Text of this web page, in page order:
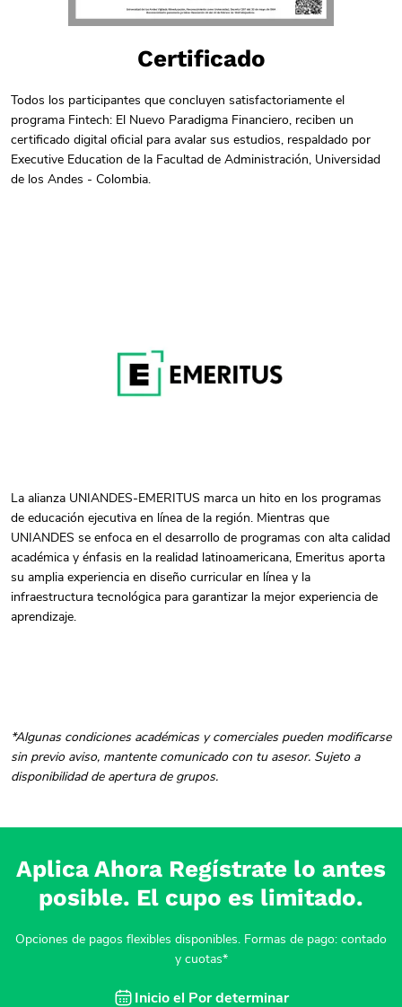
Certificado
Todos los participantes que concluyen satisfactoriamente el
programa Fintech: El Nuevo Paradigma Financiero, reciben un
certificado digital oficial para avalar sus estudios, respaldado por
Executive Education de la Facultad de Administración, Universidad
de los Andes - Colombia.
La alianza UNIANDES-EMERITUS marca un hito en los programas
de educación ejecutiva en línea de la región. Mientras que
UNIANDES se enfoca en el desarrollo de programas con alta calidad
académica y énfasis en la realidad latinoamericana, Emeritus aporta
su amplia experiencia en diseño curricular en línea y la
infraestructura tecnológica para garantizar la mejor experiencia de
aprendizaje.
*Algunas condiciones académicas y comerciales pueden modificarse
sin previo aviso, mantente comunicado con tu asesor. Sujeto a
disponibilidad de apertura de grupos.
Aplica Ahora Regístrate lo antes
posible. El cupo es limitado.
Opciones de pagos flexibles disponibles. Formas de pago: contado
y cuotas*
Inicio el Por determinar